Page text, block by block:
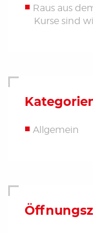
Raus aus
Kurse sind
Allgemein